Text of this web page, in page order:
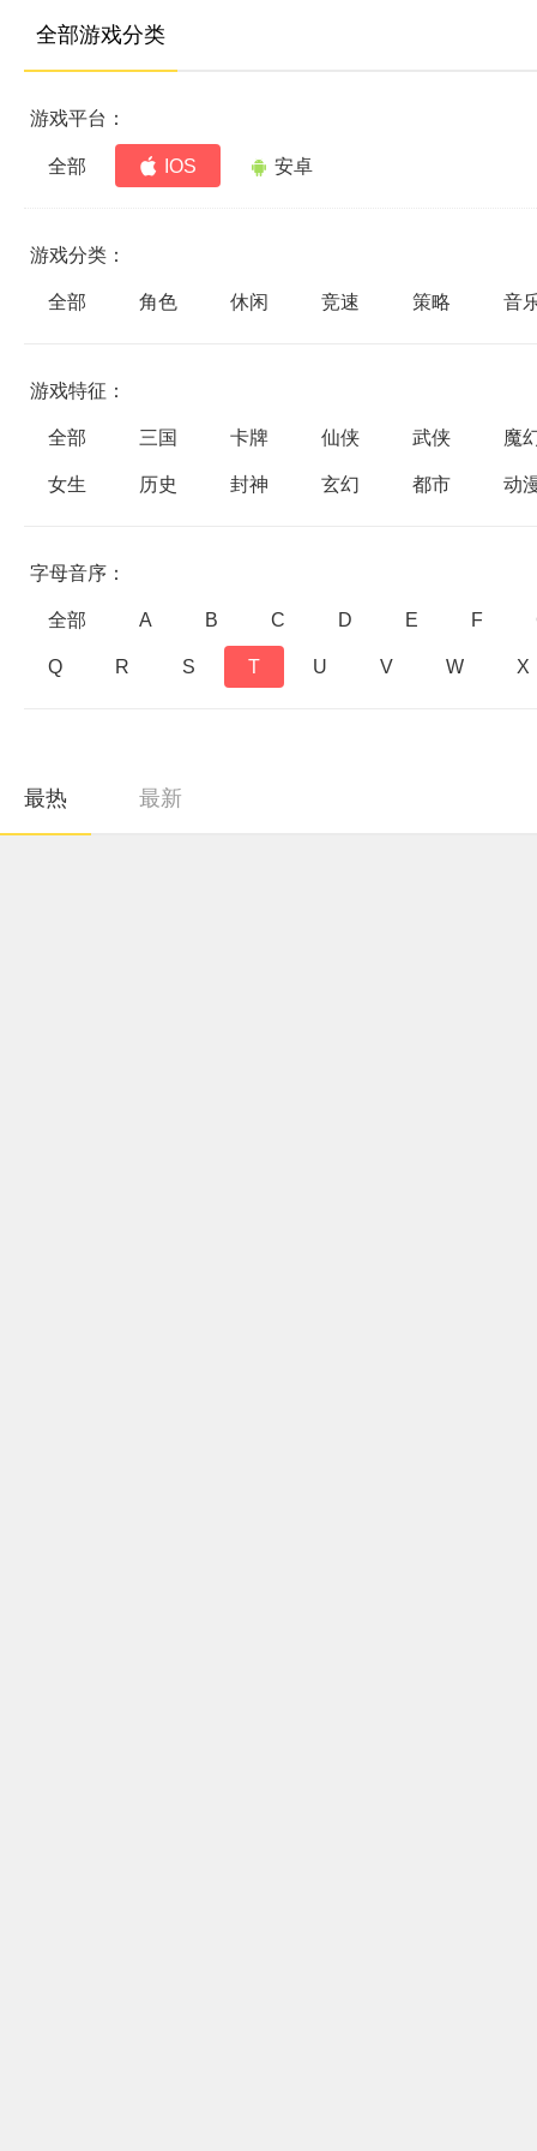
全部游戏分类
游戏平台：
全部 IOS 安卓
游戏分类：
全部 角色 休闲 竞速 策略 音
游戏特征：
全部 三国 卡牌 仙侠 武侠 魔
女生 历史 封神 玄幻 都市 动
字母音序：
全部 A B C D E F
Q R S T U V W X
最热 最新